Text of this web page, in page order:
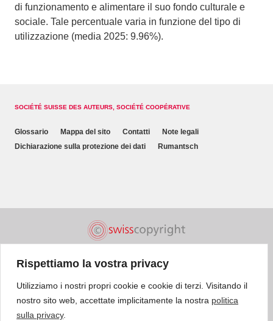
Rispettiamo la vostra privacy
Utilizziamo i nostri propri cookie e cookie di terzi. Visitando il
nostro sito web, accettate implicitamente la nostra politica
sulla privacy.
di funzionamento e alimentare il suo fondo culturale e
sociale. Tale percentuale varia in funzione del tipo di
utilizzazione (media 2025: 9.96%).
SOCIÉTÉ SUISSE DES AUTEURS, SOCIÉTÉ COOPÉRATIVE
Glossario Mappa del sito Contatti
Note legali
Dichiarazione sulla protezione dei dati
Rumantsch